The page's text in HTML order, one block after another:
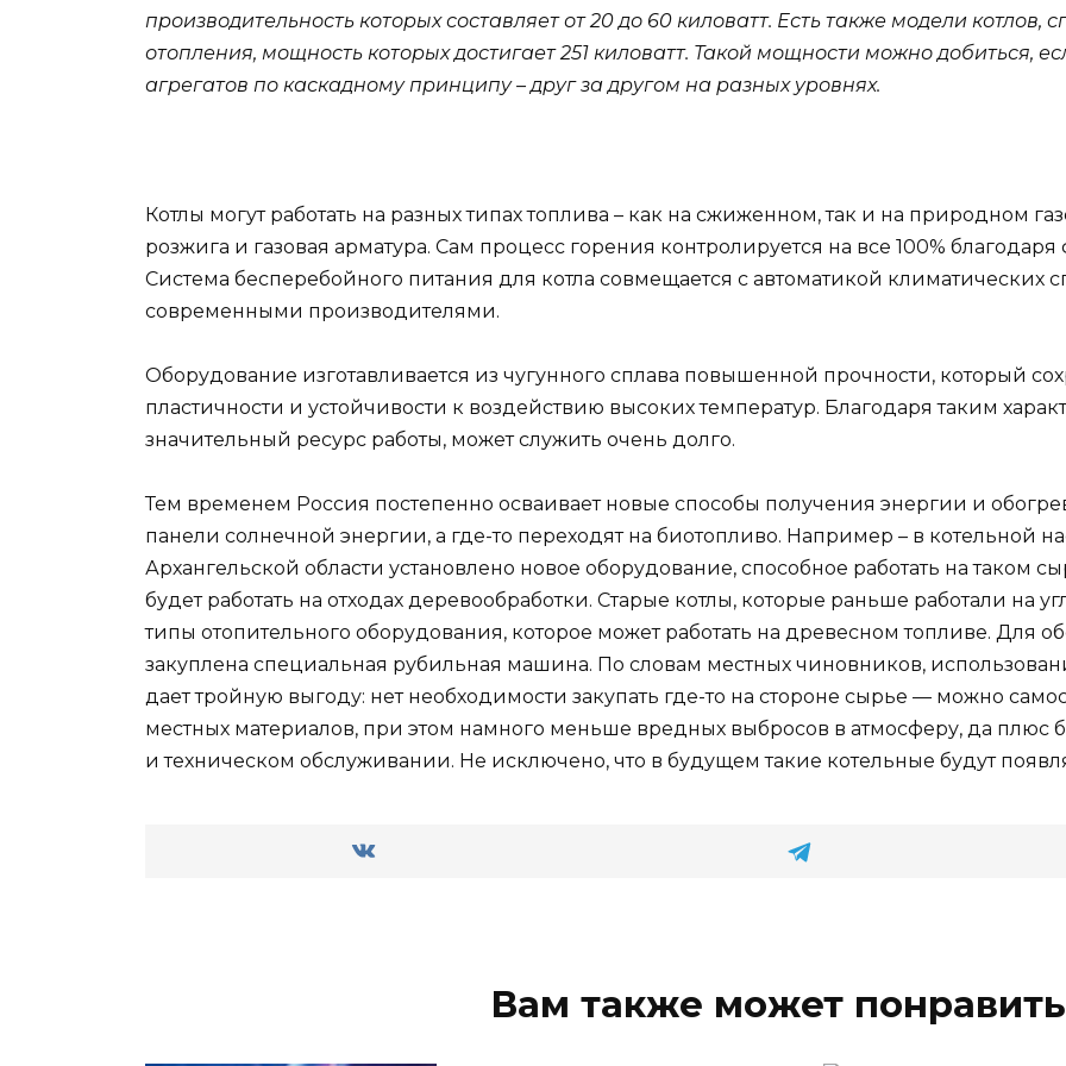
производительность которых составляет от 20 до 60 киловатт. Есть также модели котлов,
отопления, мощность которых достигает 251 киловатт. Такой мощности можно добиться,
агрегатов по каскадному принципу – друг за другом на разных уровнях.
Котлы могут работать на разных типах топлива – как на сжиженном, так и на природном
розжига и газовая арматура. Сам процесс горения контролируется на все 100%
Система бесперебойного питания для котла совмещается с автоматикой климатических
современными производителями.
Оборудование изготавливается из чугунного сплава повышенной прочности, который
пластичности и устойчивости к воздействию высоких температур. Благодаря таким
значительный ресурс работы, может служить очень долго.
Тем временем Россия постепенно осваивает новые способы получения энергии и
панели солнечной энергии, а где-то переходят на биотопливо. Например – в котельной
Архангельской области установлено новое оборудование, способное работать на таком
будет работать на отходах деревообработки. Старые котлы, которые раньше работали на
типы отопительного оборудования, которое может работать на древесном топливе. Для
закуплена специальная рубильная машина. По словам местных чиновников,
дает тройную выгоду: нет необходимости закупать где-то на стороне сырье — можно
местных материалов, при этом намного меньше вредных выбросов в атмосферу, да плюс
и техническом обслуживании. Не исключено, что в будущем такие котельные будут
Вам также может